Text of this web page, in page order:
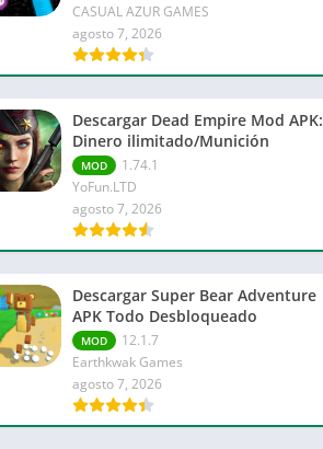
CASUAL AZUR GAMES
agosto 7, 2026
Descargar Dead Empire Mod APK:
Dinero ilimitado/Munición
MOD
1.74.1
YoFun.LTD
agosto 7, 2026
Descargar Super Bear Adventure
APK Todo Desbloqueado
MOD
12.1.7
Earthkwak Games
agosto 7, 2026